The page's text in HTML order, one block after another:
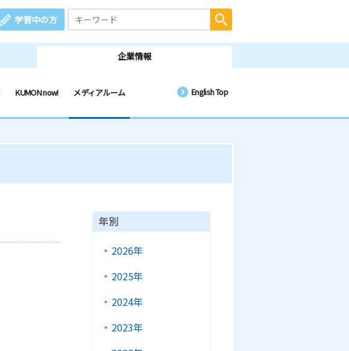
学習中の方
企業情報
KUMON now! メディアルーム English Top
年別
2026年
2025年
2024年
2023年